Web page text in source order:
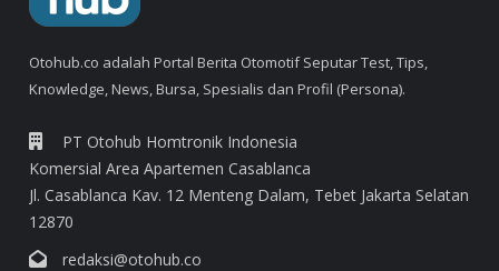
Otohub.co adalah Portal Berita Otomotif Seputar Test, Tips,
Knowledge, News, Bursa, Spesialis dan Profil (Persona).
PT Otohub Homtronik Indonesia
Komersial Area Apartemen Casablanca
Jl. Casablanca Kav. 12 Menteng Dalam, Tebet Jakarta Selatan
12870
redaksi@otohub.co